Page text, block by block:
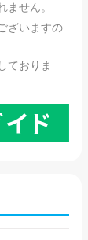
せん。
ざいますの
ておりま